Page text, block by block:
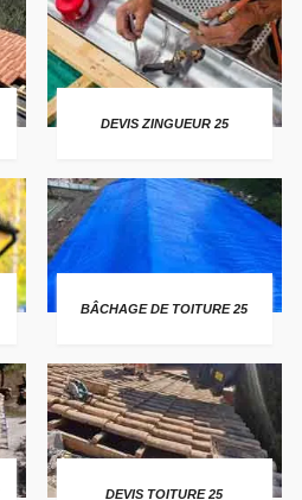
DEVIS ZINGUEUR 25
BÂCHAGE DE TOITURE 25
DEVIS TOITURE 25